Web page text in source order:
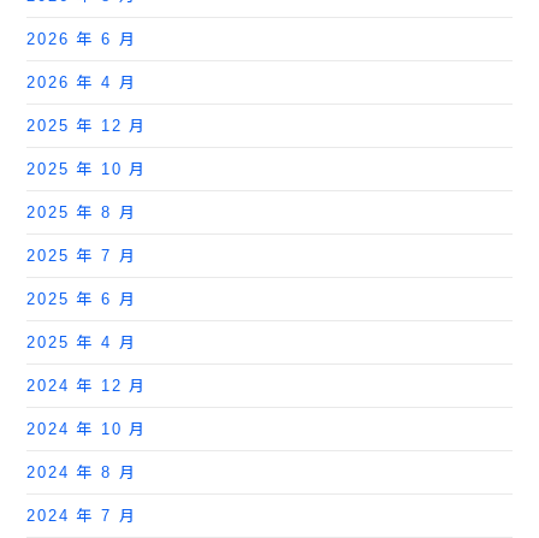
2026 年 6 月
2026 年 4 月
2025 年 12 月
2025 年 10 月
2025 年 8 月
2025 年 7 月
2025 年 6 月
2025 年 4 月
2024 年 12 月
2024 年 10 月
2024 年 8 月
2024 年 7 月